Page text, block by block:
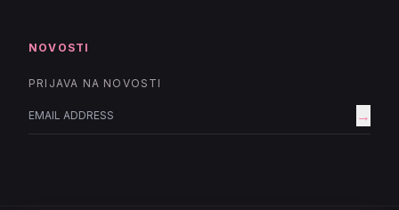
NOVOSTI
PRIJAVA NA NOVOSTI
→